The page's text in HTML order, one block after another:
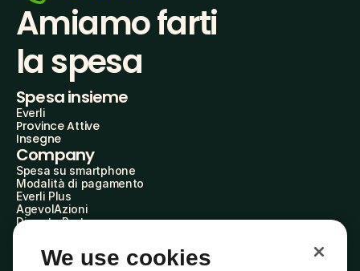
Amiamo farti
la spesa
Spesa insieme
Everli
Province Attive
Insegne
Company
Spesa su smartphone
Modalità di pagamento
Everli Plus
AgevolAzioni
Diventa Partner
Everli Shoppers
About Us
We use cookies